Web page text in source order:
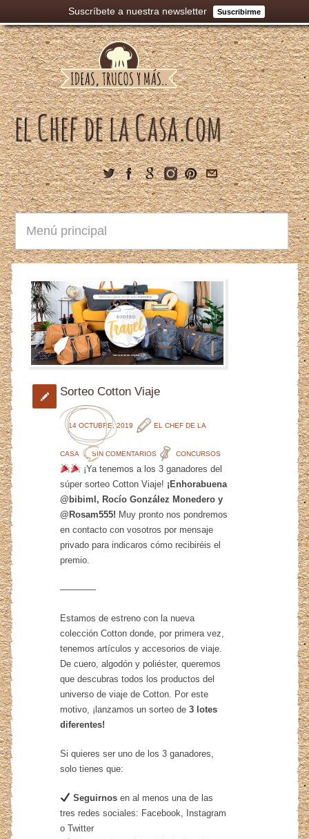
Suscríbete a nuestra newsletter Suscribirme
Sorteo Cotton Viaje
14 OCTUBRE, 2019 EL CHEF DE LA
CASA SIN COMENTARIOS CONCURSOS
¡Ya tenemos a los 3 ganadores del
súper sorteo Cotton Viaje! ¡Enhorabuena
@bibiml, Rocío González Monedero y
@Rosam555! Muy pronto nos pondremos
en contacto con vosotros por mensaje
privado para indicaros cómo recibiréis el
premio.
————
Estamos de estreno con la nueva
colección Cotton donde, por primera vez,
tenemos artículos y accesorios de viaje.
De cuero, algodón y poliéster, queremos
que descubras todos los productos del
universo de viaje de Cotton. Por este
motivo, ¡lanzamos un sorteo de3 lotes
diferentes!
Si quieres ser uno de los 3 ganadores,
solo tienes que:
Seguirnos en al menos una de las
tres redes sociales: Facebook, Instagram
o Twitter